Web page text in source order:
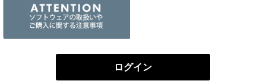
ログイン